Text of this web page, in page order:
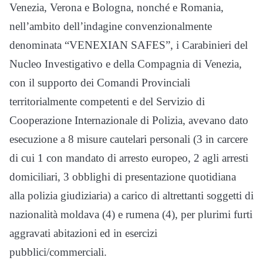
Venezia, Verona e Bologna, nonché e Romania,
nell’ambito dell’indagine convenzionalmente
denominata “VENEXIAN SAFES”, i Carabinieri del
Nucleo Investigativo e della Compagnia di Venezia,
con il supporto dei Comandi Provinciali
territorialmente competenti e del Servizio di
Cooperazione Internazionale di Polizia, avevano dato
esecuzione a 8 misure cautelari personali (3 in carcere
di cui 1 con mandato di arresto europeo, 2 agli arresti
domiciliari, 3 obblighi di presentazione quotidiana
alla polizia giudiziaria) a carico di altrettanti soggetti di
nazionalità moldava (4) e rumena (4), per plurimi furti
aggravati abitazioni ed in esercizi
pubblici/commerciali.